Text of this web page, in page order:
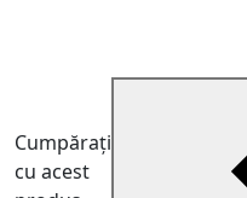
Cumpărați
cu acest